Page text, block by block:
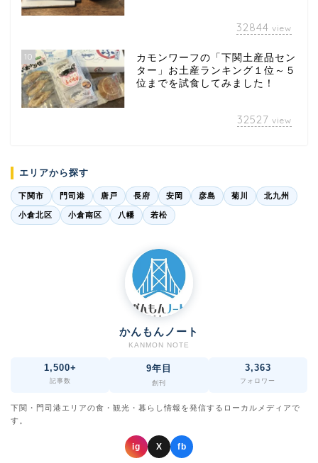
32844 view
10
カモンワーフの「下関土産品セン
ター」お土産ランキング１位～５
位までを試食してみました！
32527 view
エリアから探す
下関市 門司港 唐戸 長府 安岡 彦島 菊川 北九州
小倉北区 小倉南区 八幡 若松
かんもんノート
KANMON NOTE
1,500+
記事数
9年目
創刊
3,363
フォロワー
下関・門司港エリアの食・観光・暮らし情報を発信するローカルメディアで
す。
ig X fb